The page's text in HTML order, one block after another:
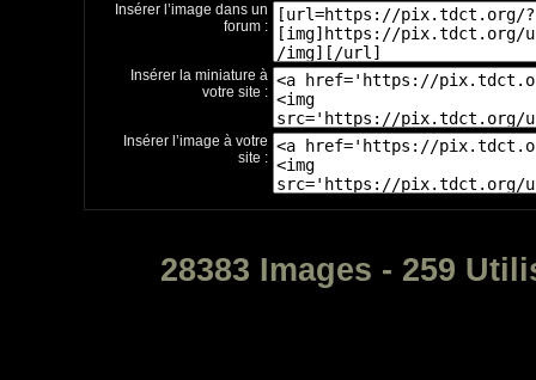
Insérer l’image dans un
forum :
Insérer la miniature à
votre site :
Insérer l’image à votre
site :
28383 Images - 259